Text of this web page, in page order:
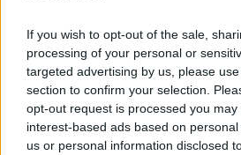
If you wish to opt-out of the sale,
processing of your personal or
targeted advertising by us, please
section to confirm your selection.
opt-out request is processed you may
interest-based ads based on
us or personal information disclosed
[SAUT_PAGE]